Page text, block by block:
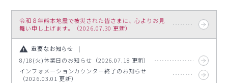
令和８年熊本地震で被災された皆さまに、心よりお見
舞い申し上げます。（2026.07.30 更新）
重要なお知らせ
8/18(火)休業日のお知らせ（2026.07.18 更新）
インフォメーションカウンター終了のお知らせ
（2026.03.01 更新）